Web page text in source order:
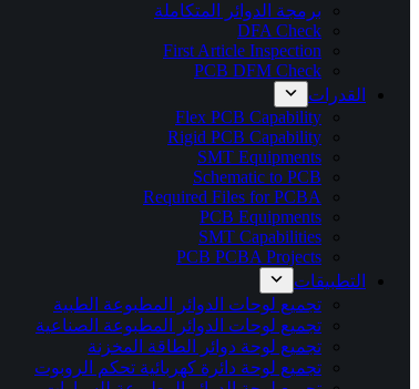
برمجة الدوائر المتكاملة
DFA Check
First Article Inspection
PCB DFM Check
القدرات
Flex PCB Capability
Rigid PCB Capability
SMT Equipments
Schematic to PCB
Required Files for PCBA
PCB Equipments
SMT Capabilities
PCB PCBA Projects
التطبيقات
تجميع لوحات الدوائر المطبوعة الطبية
تجميع لوحات الدوائر المطبوعة الصناعية
تجميع لوحة دوائر الطاقة المخزنة
تجميع لوحة دائرة كهربائية تحكم الروبوت